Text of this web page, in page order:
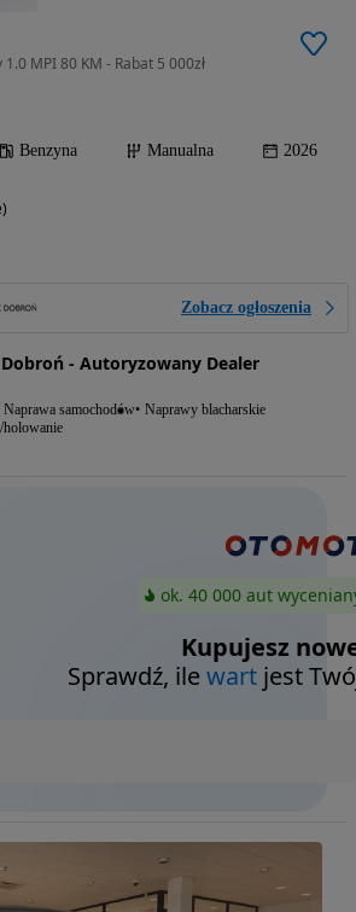
MPI 80 KM - Rabat 5 000zł
Benzyna Manualna 2026
Zobacz ogłoszenia
Dobroń - Autoryzowany Dealer
Naprawa samochodów Naprawy blacharskie
holowanie
ok. 40 000 aut
Kupujesz
Sprawdź, ilewart jest